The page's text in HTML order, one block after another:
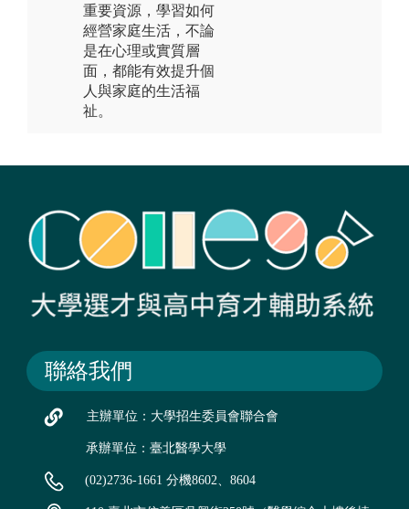
重要資源，學習如何
經營家庭生活，不論
是在心理或實質層
面，都能有效提升個
人與家庭的生活福
祉。
聯絡我們
主辦單位：大學招生委員會聯合會
承辦單位：臺北醫學大學
(02)2736-1661 分機8602、8604